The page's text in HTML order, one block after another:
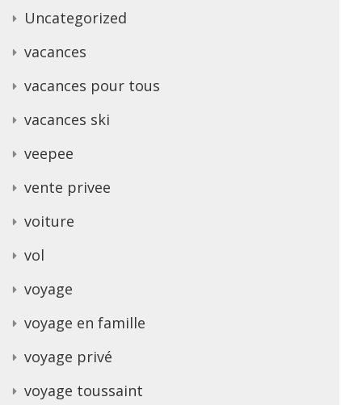
Uncategorized
vacances
vacances pour tous
vacances ski
veepee
vente privee
voiture
vol
voyage
voyage en famille
voyage privé
voyage toussaint